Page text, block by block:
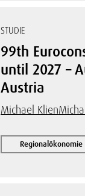
STUDIE
99th
until 2027 –
Austria
Michael Klien